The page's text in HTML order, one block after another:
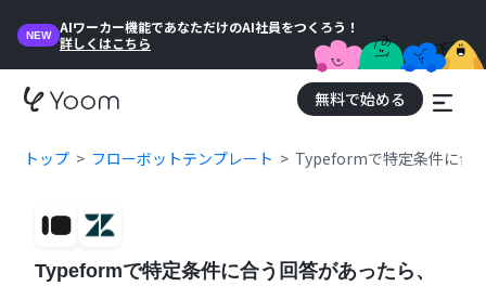
NEW
AIワーカー機能であなただけのAI社員をつくろう！
詳しくはこちら
無料で始める
トップ フローボットテンプレート Typeformで特定条件に合
Typeformで特定条件に合う回答があったら、